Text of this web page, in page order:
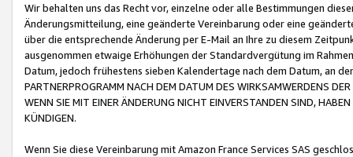
Wir behalten uns das Recht vor, einzelne oder alle Bestimmungen
Änderungsmitteilung, eine geänderte Vereinbarung oder eine
über die entsprechende Änderung per E-Mail an Ihre zu diesem
ausgenommen etwaige Erhöhungen der Standardvergütung im
Datum, jedoch frühestens sieben Kalendertage nach dem Datum, an
PARTNERPROGRAMM NACH DEM DATUM DES WIRKSAMWERDENS
WENN SIE MIT EINER ÄNDERUNG NICHT EINVERSTANDEN SIND,
KÜNDIGEN.
Wenn Sie diese Vereinbarung mit Amazon France Services SAS